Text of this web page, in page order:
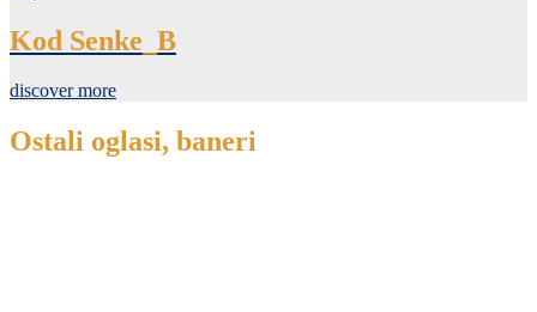
Kod Senke_B
discover more
Ostali oglasi, baneri